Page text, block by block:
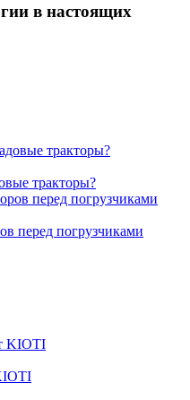
в настоящих
тракторы?
перед погрузчиками